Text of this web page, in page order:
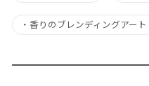
・ 香りのブレンディングアート